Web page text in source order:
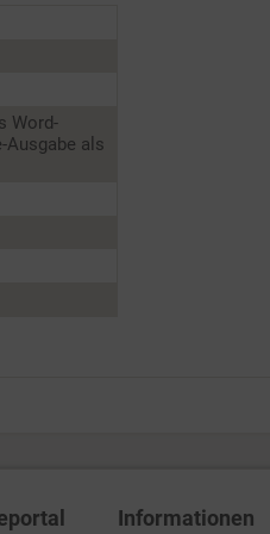
Word-
Ausgabe als
Informationen